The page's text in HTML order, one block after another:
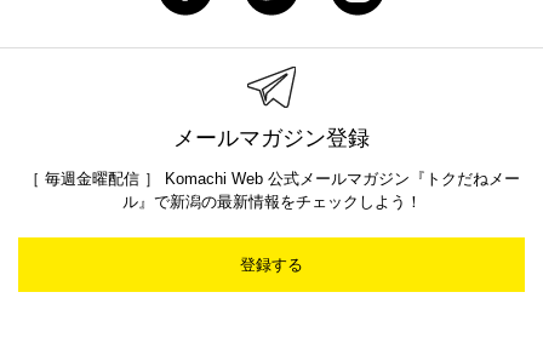
メールマガジン登録
［ 毎週金曜配信 ］ Komachi Web 公式メールマガジン『トクだねメー
ル』で新潟の最新情報をチェックしよう！
登録する